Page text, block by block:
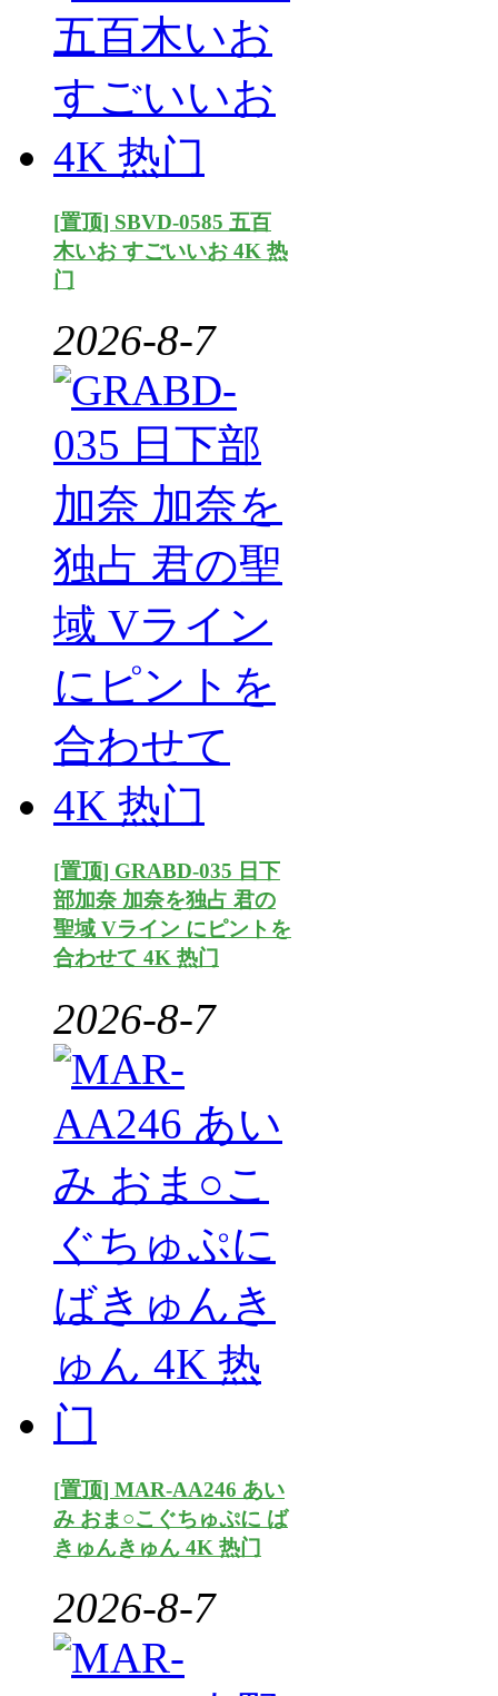
[置顶] SBVD-0585 五百
木いお すごいいお 4K 热
门
2026-8-7
[置顶] GRABD-035 日下
部加奈 加奈を独占 君の
聖域 Vライン にピントを
合わせて 4K 热门
2026-8-7
[置顶] MAR-AA246 あい
み おま○こぐちゅぷに ば
きゅんきゅん 4K 热门
2026-8-7